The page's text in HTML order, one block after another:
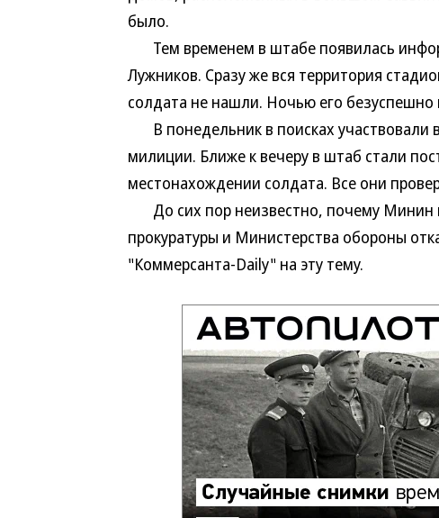
было.
Тем временем в штабе появилась
Лужников. Сразу же вся территория
солдата не нашли. Ночью его
В понедельник в поисках участвовали
милиции. Ближе к вечеру в штаб стали
местонахождении солдата. Все они
До сих пор неизвестно, почему Минин
прокуратуры и Министерства обороны
"Коммерсанта-Daily" на эту тему.